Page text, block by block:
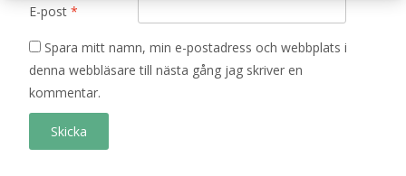
E-post *
Spara mitt namn, min e-postadress och webbplats i
denna webbläsare till nästa gång jag skriver en
kommentar.